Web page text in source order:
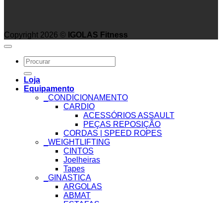
Copyright 2026 © IGOLAS Fitness
Search
for:
Loja
Equipamento
_CONDICIONAMENTO
CARDIO
ACESSÓRIOS ASSAULT
PEÇAS REPOSIÇÃO
CORDAS | SPEED ROPES
_WEIGHTLIFTING
CINTOS
Joelheiras
Tapes
_GINASTICA
ARGOLAS
ABMAT